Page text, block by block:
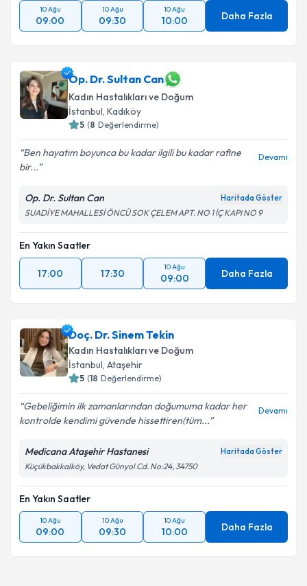
10 Ağu
09:00
10 Ağu
09:30
10 Ağu
10:00 Daha Fazla
Op. Dr. Sultan Can
Kadın Hastalıkları ve Doğum
İstanbul, Kadıköy
5 (8 Değerlendirme)
Ben hayatım boyunca bu kadar ilgili bu kadar rafine
bir...
Devamı
Op. Dr. Sultan Can Haritada Göster
SUADİYE MAHALLESİ ÖNCÜ SOK ÇELEM APT. NO 1 İÇ KAPI NO 9
En Yakın Saatler
17:00 17:30
10 Ağu
09:00 Daha Fazla
Doç. Dr. Sinem Tekin
Kadın Hastalıkları ve Doğum
İstanbul, Ataşehir
5 (18 Değerlendirme)
Gebeliğimin ilk zamanlarından doğumuma kadar her
kontrolde kendimi güvende hissettiren(tüm...
Devamı
Medicana Ataşehir Hastanesi Haritada Göster
Küçükbakkalköy, Vedat Günyol Cd. No:24, 34750
En Yakın Saatler
10 Ağu
09:00
10 Ağu
09:30
10 Ağu
10:00 Daha Fazla